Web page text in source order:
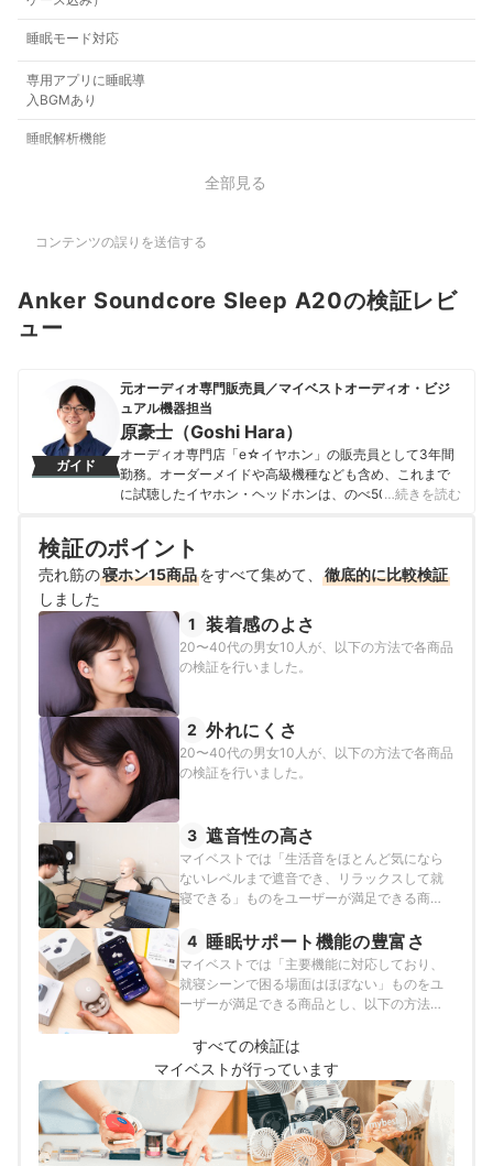
睡眠モード対応
専用アプリに睡眠導
入BGMあり
睡眠解析機能
全部見る
コンテンツの誤りを送信する
Anker Soundcore Sleep A20の検証レビ
ュー
ガイド
元オーディオ専門販売員／マイベストオーディオ・ビジ
ュアル機器担当
原豪士（Goshi Hara）
オーディオ専門店「e☆イヤホン」の販売員として3年間
勤務。オーダーメイドや高級機種なども含め、これまで
に試聴したイヤホン・ヘッドホンは、のべ500種類を超
持っている。 その後、2023年にmybestへ入社し、豊富
な知識を活かしてオーディオ・ビジュアル機器のガイド
ットーに、ユーザーに寄り添った企画・コンテンツ制作
を日々行っている。
原豪士（Goshi Hara）のプロフィール
…続きを読む
検証のポイント
売れ筋の寝ホン15商品をすべて集めて、
徹底的に比較検証
しました
1 装着感のよさ
20〜40代の男女10人が、以下の方法で各商品
の検証を行いました。
2 外れにくさ
20〜40代の男女10人が、以下の方法で各商品
の検証を行いました。
3 遮音性の高さ
マイベストでは「生活音をほとんど気になら
ないレベルまで遮音でき、リラックスして就
寝できる」ものをユーザーが満足できる商品
4 睡眠サポート機能の豊富さ
マイベストでは「主要機能に対応しており、
就寝シーンで困る場面はほぼない」ものをユ
ーザーが満足できる商品とし、以下の方法で
すべての検証は
マイベストが行っています